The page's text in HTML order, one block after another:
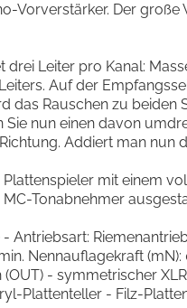
Vorverstärker. Der
drei Leiter pro Kanal:
Auf der
das Rauschen zu
Sie nun einen davon
Addiert man nun
Plattenspieler mit einem
Tonabnehmer
Antriebsart:
Nennauflagekraft
- symmetrischer
Plattenteller - Filz-